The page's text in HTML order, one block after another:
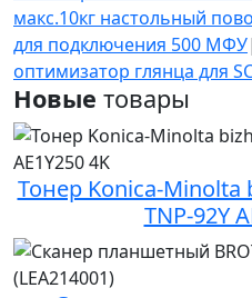
макс.10кг настольный
для подключения 500 МФУ|
оптимизатор глянца для
Новые товары
Тонер Konica-
TNP-92Y